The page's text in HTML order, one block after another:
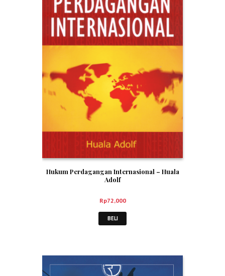
Hukum Perdagangan Internasional – Huala
Adolf
Rp72,000
BELI